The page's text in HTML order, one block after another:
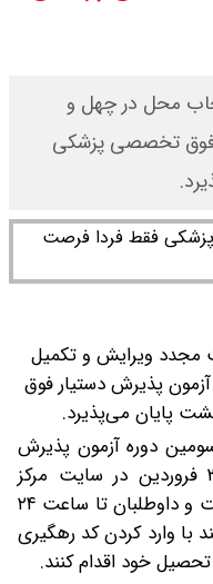
را از دست می
چقدر تمام می شود؟
یک ادعا: برخی مالکان اجاره بها را ۶۰
محل در چهل و
فوق تخصصی پزشکی
ویرایش و تکمیل
پذیرش دستیار فوق
دوره آزمون پذیرش
دستیار فوق تخصصی از دوشنبه ۳۱ فروردین در سایت مرکز
سنجش آموزش پزشکی آغاز شده است و داوطلبان تا ساعت ۲۴
۱۴۰۵ می توانند با وارد کردن کد رهگیری
خود اقدام کنند.